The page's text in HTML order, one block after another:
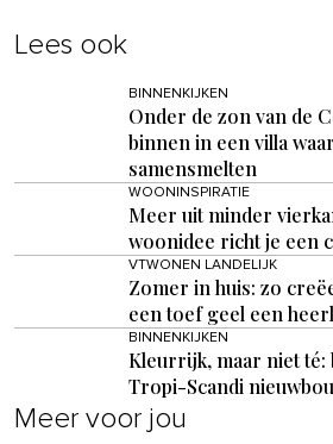
Lees ook
BINNENKIJKEN
Onder de zon van de
binnen in een villa
samensmelten
WOONINSPIRATIE
Meer uit minder
woonidee richt je een
VTWONEN LANDELIJK
Zomer in huis: zo
een toef geel een
BINNENKIJKEN
Kleurrijk, maar niet
Tropi-Scandi
Meer voor jou